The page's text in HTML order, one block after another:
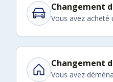
Changement
Vous avez acheté
Changement
Vous avez